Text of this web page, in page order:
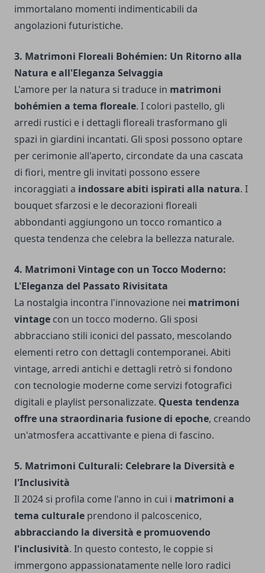
immortalano momenti indimenticabili da
angolazioni futuristiche.
3. Matrimoni Floreali Bohémien: Un Ritorno alla
Natura e all'Eleganza Selvaggia
L'amore per la natura si traduce in matrimoni
bohémien a tema floreale. I colori pastello, gli
arredi rustici e i dettagli floreali trasformano gli
spazi in giardini incantati. Gli sposi possono optare
per cerimonie all'aperto, circondate da una cascata
di fiori, mentre gli invitati possono essere
incoraggiati a indossare abiti ispirati alla natura. I
bouquet sfarzosi e le decorazioni floreali
abbondanti aggiungono un tocco romantico a
questa tendenza che celebra la bellezza naturale.
4. Matrimoni Vintage con un Tocco Moderno:
L'Eleganza del Passato Rivisitata
La nostalgia incontra l'innovazione nei matrimoni
vintage con un tocco moderno. Gli sposi
abbracciano stili iconici del passato, mescolando
elementi retro con dettagli contemporanei. Abiti
vintage, arredi antichi e dettagli retrò si fondono
con tecnologie moderne come servizi fotografici
digitali e playlist personalizzate. Questa tendenza
offre una straordinaria fusione di epoche, creando
un'atmosfera accattivante e piena di fascino.
5. Matrimoni Culturali: Celebrare la Diversità e
l'Inclusività
Il 2024 si profila come l'anno in cui i matrimoni a
tema culturale prendono il palcoscenico,
abbracciando la diversità e promuovendo
l'inclusività. In questo contesto, le coppie si
immergono appassionatamente nelle loro radici